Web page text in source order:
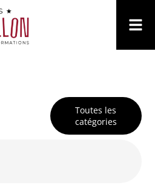
Toutes les
catégories